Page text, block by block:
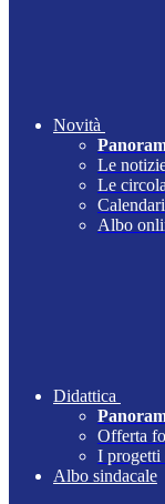
Novità
Le
Le
Albo
Didattica
Offerta
I progetti
Albo sindacale